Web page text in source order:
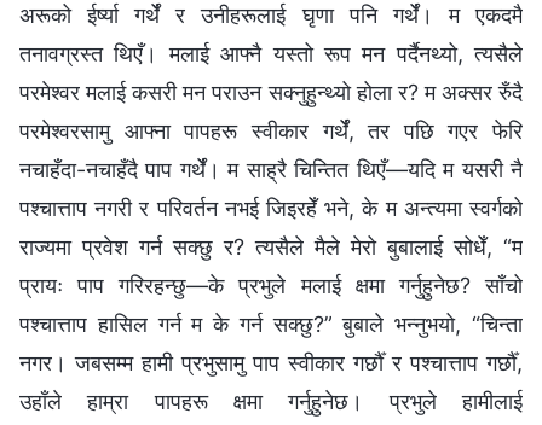
अरूको ईर्ष्या गर्थेँ र उनीहरूलाई घृणा पनि गर्थेँ। म एकदमै
तनावग्रस्त थिएँ। मलाई आफ्नै यस्तो रूप मन पर्दैनथ्यो, त्यसैले
परमेश्‍वर मलाई कसरी मन पराउन सक्नुहुन्थ्यो होला र? म अक्सर रुँदै
परमेश्‍वरसामु आफ्ना पापहरू स्वीकार गर्थेँ, तर पछि गएर फेरि
नचाहँदा-नचाहँदै पाप गर्थेँ। म साह्रै चिन्तित थिएँ—यदि म यसरी नै
पश्चात्ताप नगरी र परिवर्तन नभई जिइरहेँ भने, के म अन्त्यमा स्वर्गको
राज्यमा प्रवेश गर्न सक्छु र? त्यसैले मैले मेरो बुबालाई सोधेँ, “म
प्रायः पाप गरिरहन्छु—के प्रभुले मलाई क्षमा गर्नुहुनेछ? साँचो
पश्चात्ताप हासिल गर्न म के गर्न सक्छु?” बुबाले भन्नुभयो, “चिन्ता
नगर। जबसम्म हामी प्रभुसामु पाप स्वीकार गर्छौँ र पश्चात्ताप गर्छौँ,
उहाँले हाम्रा पापहरू क्षमा गर्नुहुनेछ। प्रभुले हामीलाई